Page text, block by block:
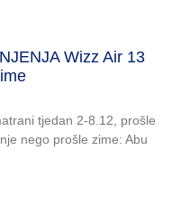
Wizz Air 13
tjedan 2-8.12, prošle
nego prošle zime: Abu